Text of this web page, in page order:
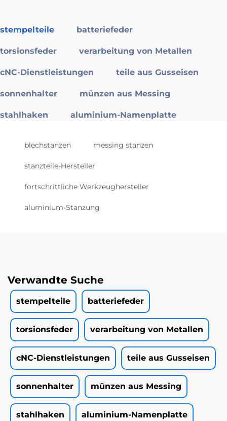
stempelteile batteriefeder
torsionsfeder verarbeitung von Metallen
cNC-Dienstleistungen teile aus Gusseisen
sonnenhalter münzen aus Messing
stahlhaken aluminium-Namenplatte
blechstanzen messing stanzen
stanzteile-Hersteller
fortschrittliche Werkzeughersteller
aluminium-Stanzung
Verwandte Suche
stempelteile batteriefeder
torsionsfeder verarbeitung von Metallen
cNC-Dienstleistungen teile aus Gusseisen
sonnenhalter münzen aus Messing
stahlhaken aluminium-Namenplatte